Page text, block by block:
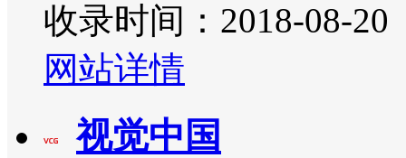
收录时间：2018-08-20
网站详情
视觉中国